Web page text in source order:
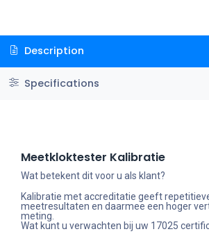
Description
Specifications
Meetkloktester Kalibratie
Wat betekent dit voor u als klant?
Kalibratie met accreditatie geeft
meetresultaten en daarmee een hoger
meting.
Wat kunt u verwachten bij uw 17025